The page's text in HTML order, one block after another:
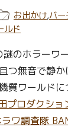
カテゴリー:
お出かけ,バ
ルド
のホラーワ
つ無音で静
質ワールド
プロダクショ
ワ調査隊